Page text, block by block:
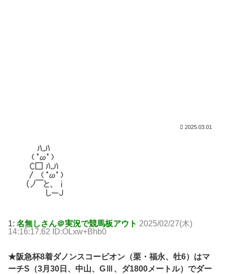
2025.03.01
1: 名無しさん＠実況で競馬板アウト 2025/02/27(木)
14:16:17.62 ID:OLxw+Bhb0
★阪急杯8着ダノンスコーピオン（栗・福永、牡6）はマ
ーチS（3月30日、中山、GⅢ、ダ1800メートル）でダー